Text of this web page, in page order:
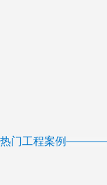
热门工程案例